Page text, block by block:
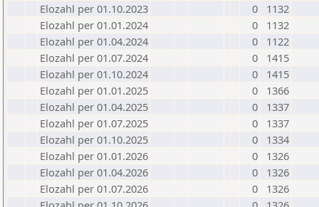
Elozahl per 01.10.2023
0
1132
Elozahl per 01.01.2024
0
1132
Elozahl per 01.04.2024
0
1122
Elozahl per 01.07.2024
0
1415
Elozahl per 01.10.2024
0
1415
Elozahl per 01.01.2025
0
1366
Elozahl per 01.04.2025
0
1337
Elozahl per 01.07.2025
0
1337
Elozahl per 01.10.2025
0
1334
Elozahl per 01.01.2026
0
1326
Elozahl per 01.04.2026
0
1326
Elozahl per 01.07.2026
0
1326